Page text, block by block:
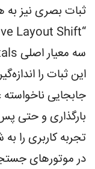
ثبات بصری نیز به
“Cumulative Layout Shift” یا به اختصار
جابجایی
تجربه کاربری را
در موتورهای